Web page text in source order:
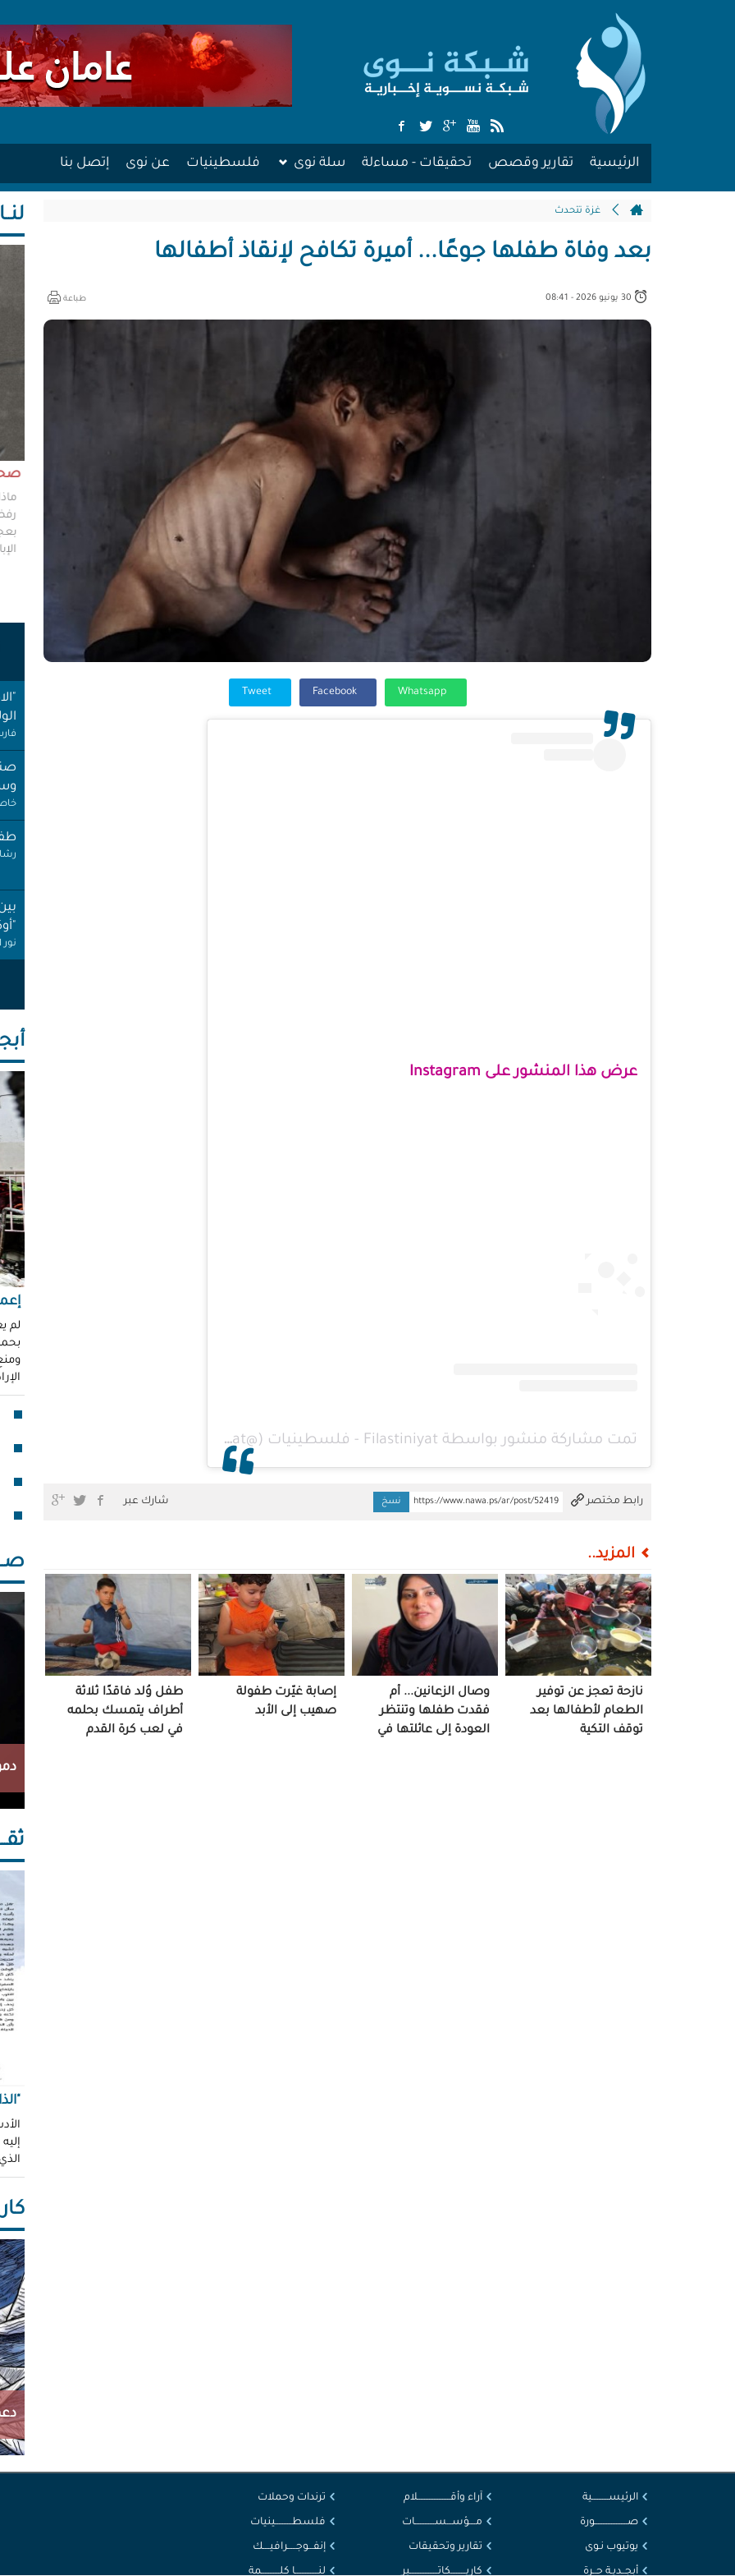
الرئيسية تقارير وقصص تحقيقات - مساءلة سلة نوى فلسطينيات عن نوى إتصل بنا
غزة تتحدث
بعد وفاة طفلها جوعًا... أميرة تكافح لإنقاذ أطفالها
طباعة
Tweet Facebook
عرض هذا المنشور على Instagram
تمت مشاركة منشور بواسطة ‏‎Filastiniyat - فلسطينيات‎‏ (@‏‎filastiniyat‎‏)
رابط مختصر https://www.nawa.ps/ar/post/52419
تم النسخ نسخ شارك عبر
المزيد..
نازحة تعجز عن توفير
الطعام لأطفالها بعد
توقف التكية
وصال الزعانين... أم
فقدت طفلها وتنتظر
العودة إلى عائلتها في
إصابة غيّرت طفولة
صهيب إلى الأبد
طفل وُلد فاقدًا ثلاثة
أطراف يتمسك بحلمه
في لعب كرة القدم
مش وقته!!
ليس مطلوباً من الصحفي أن يكون مخططًا إستراتيجيًا
ليضع إستراتيجيات عملٍ للهيئات العامة، ولكن من حقه
سؤال من يضعون تلك الاستراتيجيات عن تفاصيلها،
وخططهم في حال حدوث السيناريوهات الأسوأ؟
لم
الرئيســــــــــية آراء وأقــــــــــــــــــــلام ترندات وحملات
صــــــــــــــــــــورة مــــؤســـســــــــــــات فلسطــــــــــينيات
يوتيوب نـوى تقارير وتحقيقات إنفـــوجـــــرافيــــك
أبجــديـة حــرة كاريـــــــــكاتـــــــــــــــــير لنــــــــــــــا كلـــــــــــمة